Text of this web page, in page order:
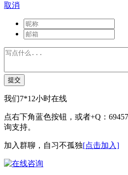
取消
提交
我们7*12小时在线
点右下角蓝色按钮，或者+Q：
询支持。
加入群聊，自习不孤独[点击加入]